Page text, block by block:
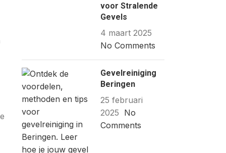
voor Stralende
Gevels
4 maart 2025
No Comments
Gevelreiniging
Beringen
25 februari
2025 No
Comments